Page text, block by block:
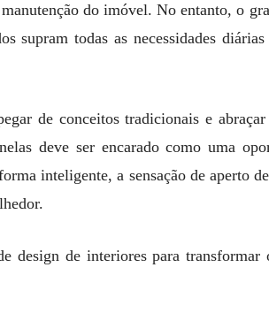
do imóvel. No entanto, o
supram todas as necessidades
de conceitos tradicionais e
deve ser encarado como uma
inteligente, a sensação de aperto
design de interiores para